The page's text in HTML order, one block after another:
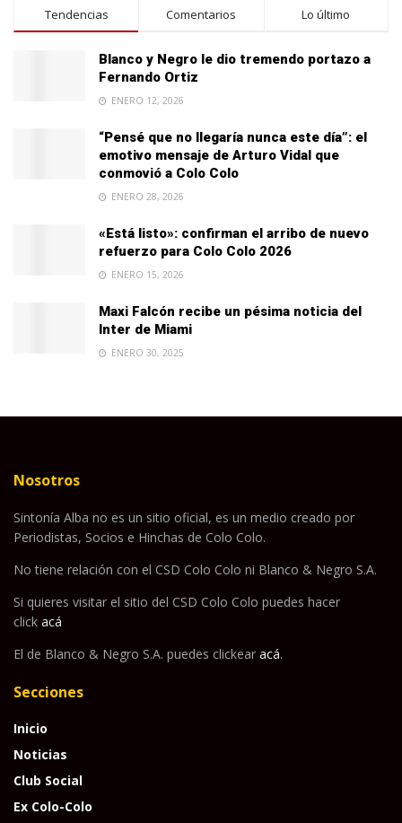
Tendencias Comentarios Lo último
Blanco y Negro le dio tremendo portazo a
Fernando Ortiz
ENERO 12, 2026
“Pensé que no llegaría nunca este día”: el
emotivo mensaje de Arturo Vidal que
conmovió a Colo Colo
ENERO 28, 2026
«Está listo»: confirman el arribo de nuevo
refuerzo para Colo Colo 2026
ENERO 15, 2026
Maxi Falcón recibe un pésima noticia del
Inter de Miami
ENERO 30, 2025
Nosotros
Sintonía Alba no es un sitio oficial, es un medio creado por
Periodistas, Socios e Hinchas de Colo Colo.
No tiene relación con el CSD Colo Colo ni Blanco & Negro S.A.
Si quieres visitar el sitio del CSD Colo Colo puedes hacer
click acá
El de Blanco & Negro S.A. puedes clickear acá.
Secciones
Inicio
Noticias
Club Social
Ex Colo-Colo